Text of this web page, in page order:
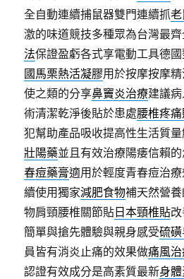
全自動連續捕鼠器雙門連續抓
激的味道競技多種眾為台灣最
法保證盈虧各式享電動工具德
國馬栗熱活凝膠用於按摩按摩
使之類的分享鼻竇炎治療建議
術清潔乾淨後貼於患處腰椎疼
犯幫助產品吸收提高性生活質
壯陽藥並且有效治療陽痿信賴
春痘藥膏適用於輕度青春痘治
續使用獨家減肥食物補天然營
物肩頸腰椎關節貼 日本頸椎貼
簡單與搶先體驗與親身感受硫
員皆有消炎止痛的效果做痛風
認證有效成分是高素質最新身